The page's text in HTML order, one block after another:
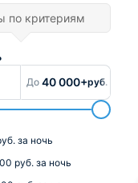
по критериям
До 40 000+руб.
за ночь
руб. за ночь